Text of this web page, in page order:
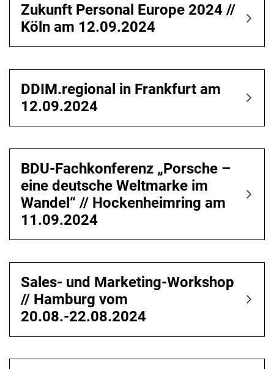
Zukunft Personal Europe 2024 //
Köln am 12.09.2024
DDIM.regional in Frankfurt am
12.09.2024
BDU-Fachkonferenz „Porsche –
eine deutsche Weltmarke im
Wandel“ // Hockenheimring am
11.09.2024
Sales- und Marketing-Workshop
// Hamburg vom
20.08.-22.08.2024